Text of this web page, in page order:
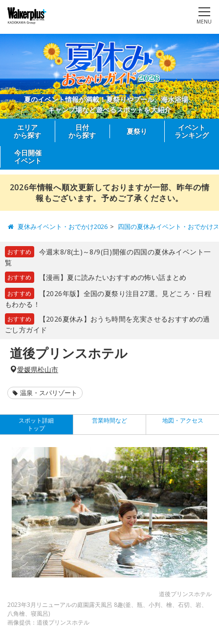
MENU
夏のイベント情報が満載！夏祭りやプール、海水浴場、
キャンプ場など遊べるスポットを大紹介
エリア
から探す
日付
から探す
夏祭り
イベント
ランキング
今日開催
イベント
2026年情報へ順次更新しておりますが一部、昨年の情
報もございます。予めご了承ください。
夏休みイベント・おでかけ2026 四国の夏休みイベント・おでかけ
おすすめ
今週末8/8(土)～8/9(日)開催の四国の夏休みイベント一
覧
おすすめ 【漫画】夏に読みたいおすすめの怖い話まとめ
おすすめ
【2026年版】全国の夏祭り注目27選。見どころ・日程
もわかる！
おすすめ
【2026夏休み】おうち時間を充実させるおすすめの過
ごし方ガイド
道後プリンスホテル
愛媛県松山市
温泉・スパリゾート
スポット詳細
トップ
営業時間など 地図・アクセス
道後プリンスホテル
2023年3月リニューアルの庭園露天風呂 8趣(釜、瓶、小判、檜、石切、岩、
八角檜、寝風呂)
画像提供：道後プリンスホテル